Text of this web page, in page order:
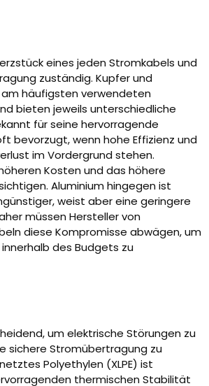
eines jeden Stromkabels und
zuständig. Kupfer und
am häufigsten verwendeten
bieten jeweils unterschiedliche
für seine hervorragende
bevorzugt, wenn hohe Effizienz und
im Vordergrund stehen.
Kosten und das höhere
Aluminium hingegen ist
weist aber eine geringere
müssen Hersteller von
diese Kompromisse abwägen, um
des Budgets zu
um elektrische Störungen zu
sichere Stromübertragung zu
Polyethylen (XLPE) ist
thermischen Stabilität